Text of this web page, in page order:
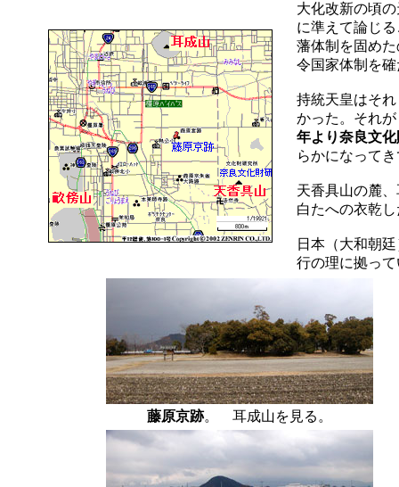
大化改新の頃
に準えて論じ
藩体制を固め
令国家体制を
持統天皇はそ
かった。それ
年より奈良文
らかになって
天香具山の麓
白たへの衣乾
日本（大和朝
行の理に拠っ
藤原京跡。 耳成山を見る。